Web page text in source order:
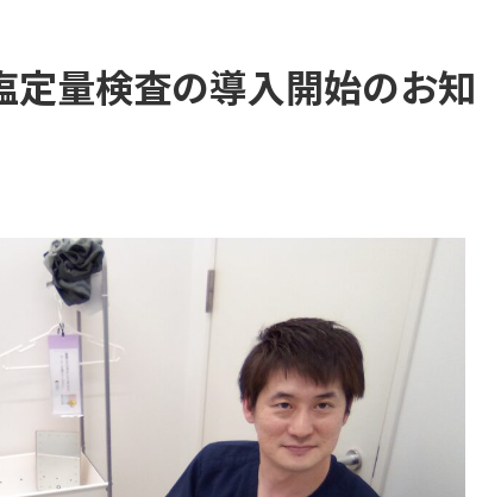
定量検査の導入開始のお知